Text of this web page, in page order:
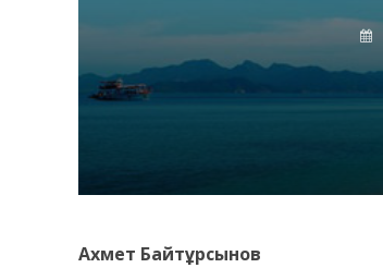
Ахмет Байтұрсынов